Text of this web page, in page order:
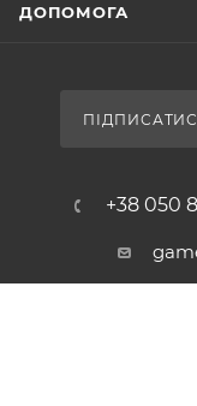
ДОПОМОГА
+38 050